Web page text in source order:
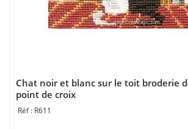
Chat noir et blanc sur le toit broderie
point de croix
R611